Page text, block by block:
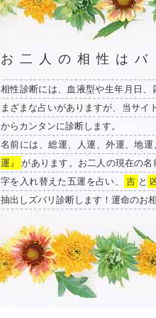
お二人の相性はバ
相性診断には、血液型や生年月日、
まざまな占いがありますが、当サイ
からカンタンに診断します。
名前には、総運、人運、外運、地
運』
があります。お二人の現在の
字を入れ替えた五運を占い、
吉 と
抽出しズバリ診断します！運命のお